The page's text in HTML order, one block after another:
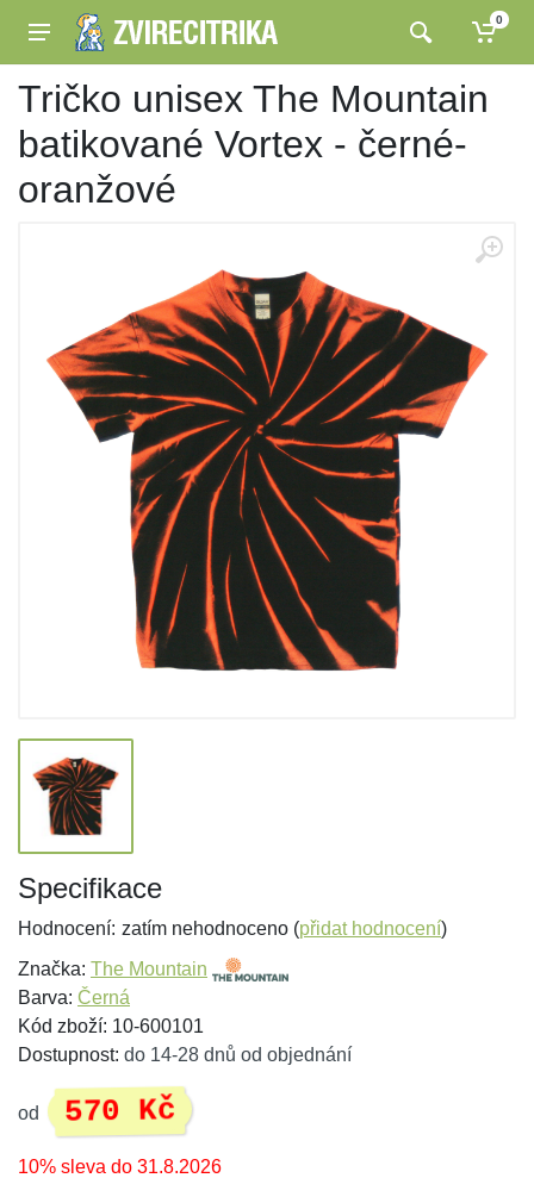
0
Tričko unisex The Mountain
batikované Vortex - černé-
oranžové
Specifikace
Hodnocení: zatím nehodnoceno (přidat hodnocení)
Značka: The Mountain
Barva: Černá
Kód zboží: 10-600101
Dostupnost: do 14-28 dnů od objednání
od 570 Kč
10% sleva do 31.8.2026